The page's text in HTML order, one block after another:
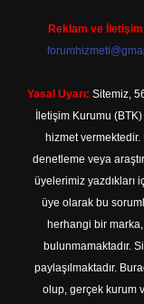
Reklam ve
Yasal Uyarı: Sitemiz,
İletişim Kurumu
hizmet
denetleme veya
üyelerimiz yazdıkları
üye olarak bu
herhangi bir
bulunmamaktadır.
paylaşılmaktadır.
olup, gerçek kurum